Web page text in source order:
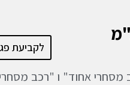
לקביעת
אחוד" ו "רכב